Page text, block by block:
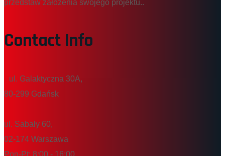
przedstaw założenia swojego projektu..
Contact Info
ul. Galaktyczna 30A,
80-299 Gdańsk
ul. Sabały 60,
02-174 Warszawa